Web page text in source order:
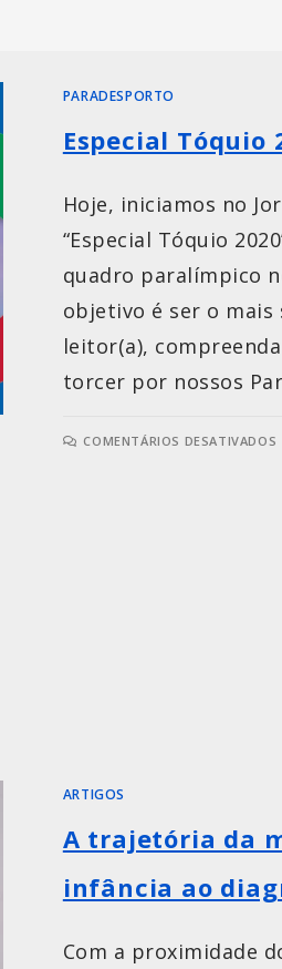
PARADESPORTO
Especial Tóquio
Hoje, iniciamos no
“Especial Tóquio
quadro paralímpico
objetivo é ser o mais
leitor(a),
torcer por nossos
COMENTÁRIOS DESATIVADOS
ARTIGOS
A trajetória da
infância ao
Com a proximidade